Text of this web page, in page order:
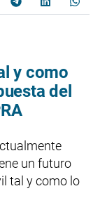
y como
del
un futuro
tal y como lo